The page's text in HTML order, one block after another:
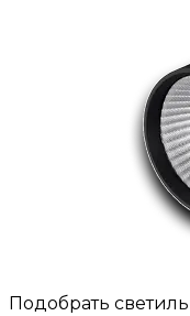
Подобрать